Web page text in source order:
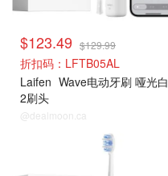
$123.49 $129.99
折扣码：LFTB05AL
Laifen Wave电动牙刷 哑光白
2刷头
@dealmoon.ca